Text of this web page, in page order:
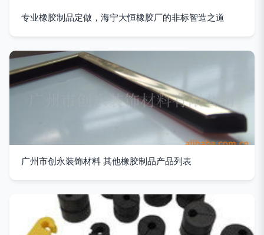
专业橡胶制品定做，海宁大恒橡胶厂的非标智造之道
广州市创永装饰材料 其他橡胶制品产品列表